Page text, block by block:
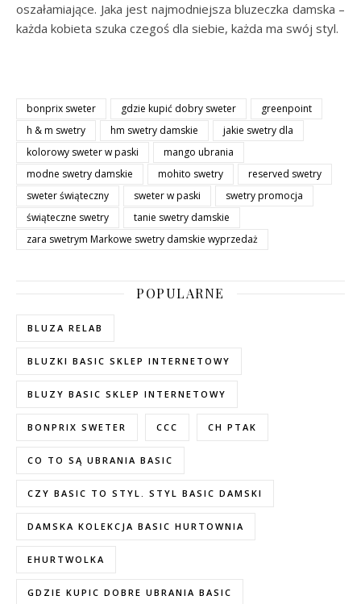
oszałamiające. Jaka jest najmodniejsza bluzeczka damska –
każda kobieta szuka czegoś dla siebie, każda ma swój styl.
bonprix sweter gdzie kupić dobry sweter
greenpoint
h & m swetry
hm swetry damskie
jakie swetry dla
kolorowy sweter w paski
mango ubrania
modne swetry damskie
mohito swetry
reserved swetry
sweter świąteczny
sweter w paski
swetry promocja
świąteczne swetry
tanie swetry damskie
zara swetrym Markowe swetry damskie wyprzedaż
POPULARNE
BLUZA RELAB
BLUZKI BASIC SKLEP INTERNETOWY
BLUZY BASIC SKLEP INTERNETOWY
BONPRIX SWETER CCC CH PTAK
CO TO SĄ UBRANIA BASIC
CZY BASIC TO STYL. STYL BASIC DAMSKI
DAMSKA KOLEKCJA BASIC HURTOWNIA
EHURTWOLKA
GDZIE KUPIC DOBRE UBRANIA BASIC